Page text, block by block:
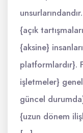
{açık
{aksine}
platformlardır}.
işletmeler}
güncel
{uzun dönem